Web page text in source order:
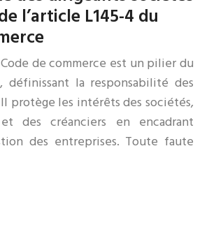
l’article L145-4 du
de commerce est un pilier du
définissant la responsabilité des
protège les intérêts des sociétés,
des créanciers en encadrant
des entreprises. Toute faute